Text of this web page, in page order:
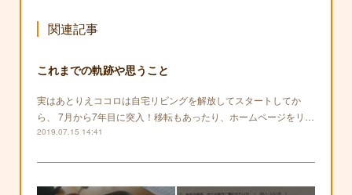
関連記事
これまでの軌跡や思うこと
実はあとりえココロは自宅リビングを解放してスタートしてか
ら、 7月から7年目に突入！移転もあったり、ホームページをリ…
2019.07.15 14:41